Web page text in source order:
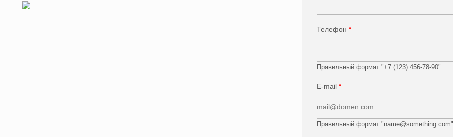
Телефон *
Правильный формат "+7 (123) 456-78-90"
E-mail *
Правильный формат "name@something.com"